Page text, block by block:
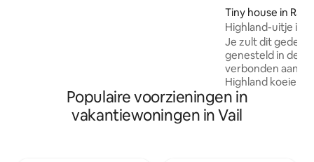
toegang tot het zoute water,
wandelpaden en parken, restaurants,
musea en winkels. Slechts een paar uur
Tiny house in
Highland-uitje in
Je zult dit
genesteld in de
verbonden aan
Highland koeien
dieren. De ruimte
350 vierkante
met alle
Populaire voorzieningen in
vakantiewoningen in Vail